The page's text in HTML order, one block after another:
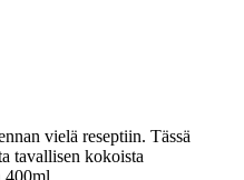
vielä reseptiin. Tässä
tavallisen kokoista